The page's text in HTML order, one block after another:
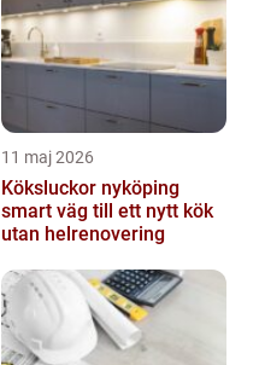
11 maj 2026
Köksluckor nyköping
smart väg till ett nytt kök
utan helrenovering